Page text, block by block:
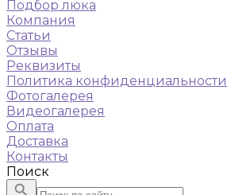
Подбор люка
Компания
Статьи
Отзывы
Реквизиты
Политика конфиденциальности
Фотогалерея
Видеогалерея
Оплата
Доставка
Контакты
Поиск